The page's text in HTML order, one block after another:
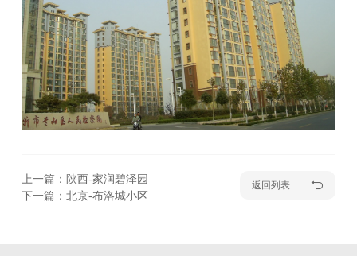
上一篇：陕西-家润碧泽园
下一篇：北京-布洛城小区
返回列表